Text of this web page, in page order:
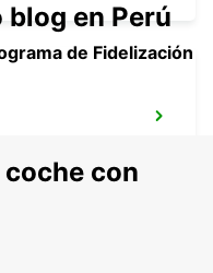
en Perú
de Fidelización
con